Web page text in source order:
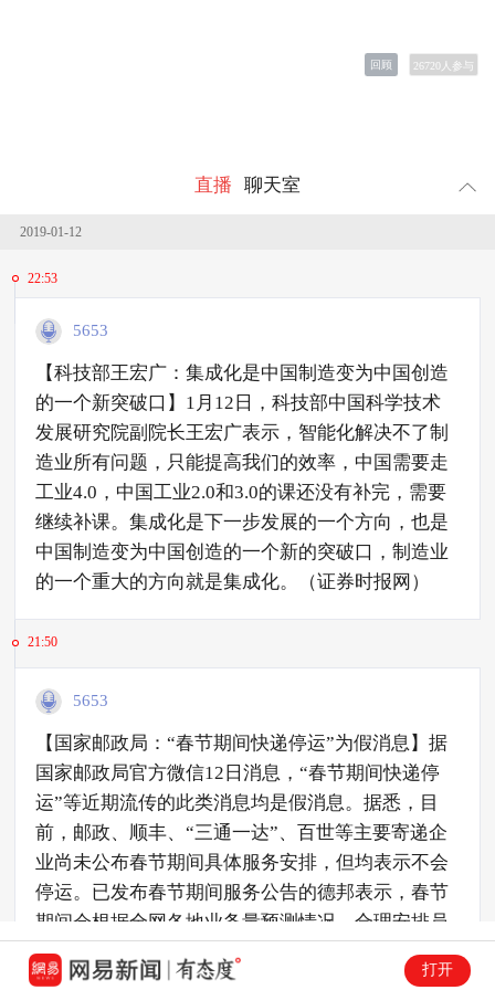
回顾 26720 人参与
直播 聊天室
2019-01-12
22:53
5653
【科技部王宏广：集成化是中国制造变为中国创造
的一个新突破口】1月12日，科技部中国科学技术
发展研究院副院长王宏广表示，智能化解决不了制
造业所有问题，只能提高我们的效率，中国需要走
工业4.0，中国工业2.0和3.0的课还没有补完，需要
继续补课。集成化是下一步发展的一个方向，也是
中国制造变为中国创造的一个新的突破口，制造业
的一个重大的方向就是集成化。（证券时报网）
21:50
5653
【国家邮政局：“春节期间快递停运”为假消息】据
国家邮政局官方微信12日消息，“春节期间快递停
运”等近期流传的此类消息均是假消息。据悉，目
前，邮政、顺丰、“三通一达”、百世等主要寄递企
业尚未公布春节期间具体服务安排，但均表示不会
停运。已发布春节期间服务公告的德邦表示，春节
期间会根据全网各地业务量预测情况，合理安排员
工轮岗值班，确保春节期间快递服务安全、畅通。
打开